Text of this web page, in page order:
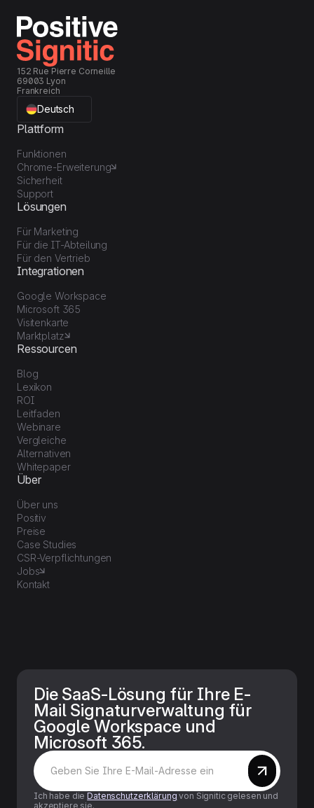
152 Rue Pierre Corneille
69003 Lyon
Frankreich
Deutsch
Plattform
Funktionen
Chrome-Erweiterung
Sicherheit
Support
Lösungen
Für Marketing
Für die IT-Abteilung
Für den Vertrieb
Integrationen
Google Workspace
Microsoft 365
Visitenkarte
Marktplatz
Ressourcen
Blog
Lexikon
ROI
Leitfaden
Webinare
Vergleiche
Alternativen
Whitepaper
Über
Über uns
Positiv
Preise
Case Studies
CSR-Verpflichtungen
Jobs
Kontakt
Die SaaS-Lösung für Ihre E-
Mail Signaturverwaltung für
Google Workspace und
Microsoft 365.
Ich habe dieDatenschutzerklärung von Signitic gelesen und
akzeptiere sie.